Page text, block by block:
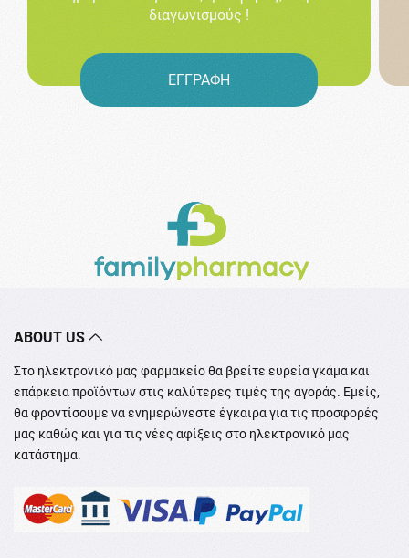
διαγωνισμούς !
ΕΓΓΡΑΦΗ
ABOUT US
Στο ηλεκτρονικό μας φαρμακείο θα βρείτε ευρεία γκάμα και
επάρκεια προϊόντων στις καλύτερες τιμές της αγοράς. Εμείς,
θα φροντίσουμε να ενημερώνεστε έγκαιρα για τις προσφορές
μας καθώς και για τις νέες αφίξεις στο ηλεκτρονικό μας
κατάστημα.